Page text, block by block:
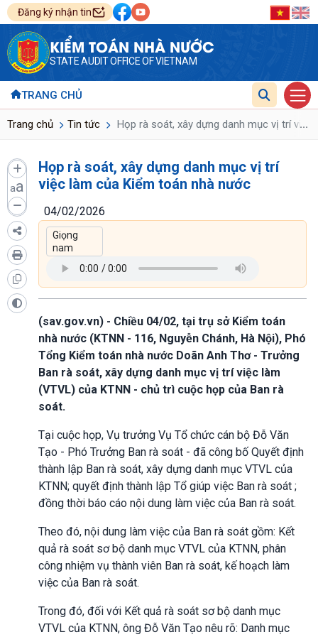
Đăng ký nhận tin
KIỂM TOÁN NHÀ NƯỚC
STATE AUDIT OFFICE OF VIETNAM
TRANG CHỦ
Trang chủ Tin tức Họp rà soát, xây dựng danh mục vị trí ...
aa
Họp rà soát, xây dựng danh mục vị trí
việc làm của Kiểm toán nhà nước
04/02/2026
(sav.gov.vn) - Chiều 04/02, tại trụ sở Kiểm toán
nhà nước (KTNN - 116, Nguyễn Chánh, Hà Nội), Phó
Tổng Kiểm toán nhà nước Doãn Anh Thơ - Trưởng
Ban rà soát, xây dựng danh mục vị trí việc làm
(VTVL) của KTNN - chủ trì cuộc họp của Ban rà
soát.
Tại cuộc họp, Vụ trưởng Vụ Tổ chức cán bộ Đỗ Văn
Tạo - Phó Trưởng Ban rà soát - đã công bố Quyết định
thành lập Ban rà soát, xây dựng danh mục VTVL của
KTNN; quyết định thành lập Tổ giúp việc Ban rà soát ;
đồng thời báo cáo nội dung làm việc của Ban rà soát.
Theo đó, nội dung làm việc của Ban rà soát gồm: Kết
quả rà soát sơ bộ danh mục VTVL của KTNN, phân
công nhiệm vụ thành viên Ban rà soát, kế hoạch làm
việc của Ban rà soát.
Trong đó, đối với Kết quả rà soát sơ bộ danh mục
VTVL của KTNN, ông Đỗ Văn Tạo nêu rõ: Danh mục